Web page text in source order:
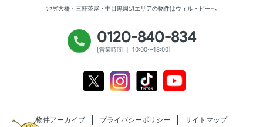
池尻大橋・三軒茶屋・中目黒周辺エリアの物件はウィル・ビーへ
0120-840-834
[営業時間 ｜ 10:00〜18:00]
InstagramTiktok
物件アーカイブ プライバシーポリシー サイトマップ